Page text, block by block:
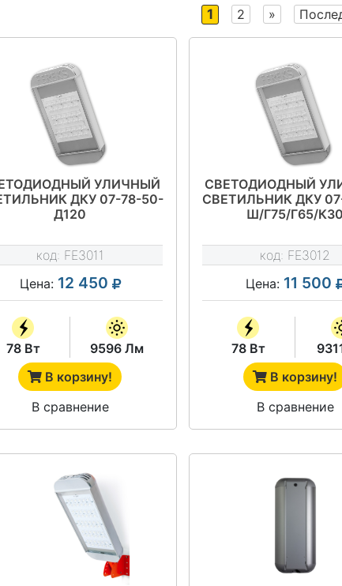
1 2 »
УЛИЧНЫЙ
ДКУ 07-78-50-
Д120
код: FE3011
Цена: 12 450
78 Вт
9596 Лм
В корзину!
В сравнение
СВЕТОДИОДНЫЙ
СВЕТИЛЬНИК ДКУ
Ш/Г75/Г65/К30
код: FE3012
Цена: 11 500
78 Вт
В корзину!
В сравнение